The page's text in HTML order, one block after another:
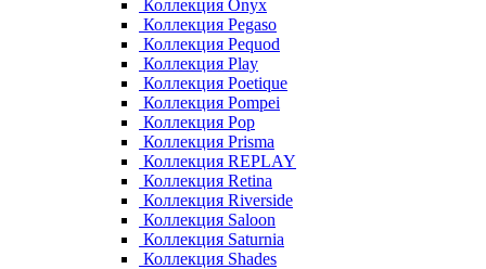
Коллекция Onyx
Коллекция Pegaso
Коллекция Pequod
Коллекция Play
Коллекция Poetique
Коллекция Pompei
Коллекция Pop
Коллекция Prisma
Коллекция REPLAY
Коллекция Retina
Коллекция Riverside
Коллекция Saloon
Коллекция Saturnia
Коллекция Shades